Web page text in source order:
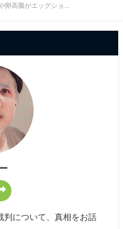
卵高騰がエッグショ...
判について、真相をお話